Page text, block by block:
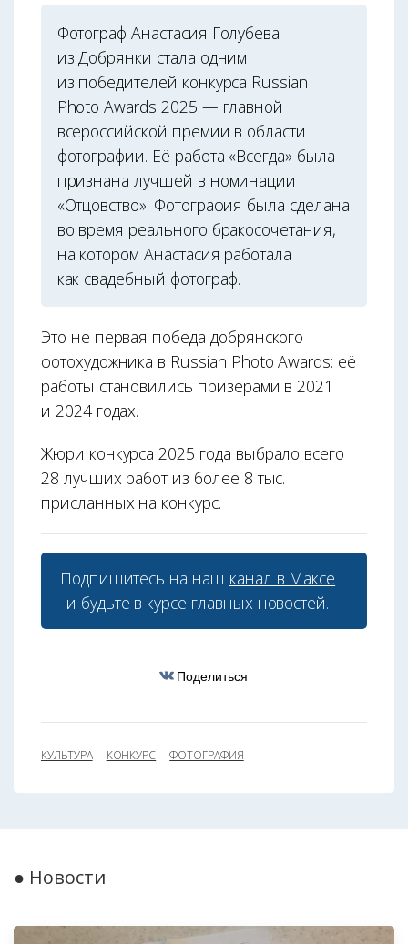
Фотограф Анастасия Голубева
из Добрянки стала одним
из победителей конкурса Russian
Photo Awards 2025 — главной
всероссийской премии в области
фотографии. Её работа «Всегда» была
признана лучшей в номинации
«Отцовство». Фотография была сделана
во время реального бракосочетания,
на котором Анастасия работала
как свадебный фотограф.
Это не первая победа добрянского
фотохудожника в Russian Photo Awards: её
работы становились призёрами в 2021
и 2024 годах.
Жюри конкурса 2025 года выбрало всего
28 лучших работ из более 8 тыс.
присланных на конкурс.
Подпишитесь на наш канал в Максе
и будьте в курсе главных новостей.
Поделиться
КУЛЬТУРА КОНКУРС ФОТОГРАФИЯ
● Новости